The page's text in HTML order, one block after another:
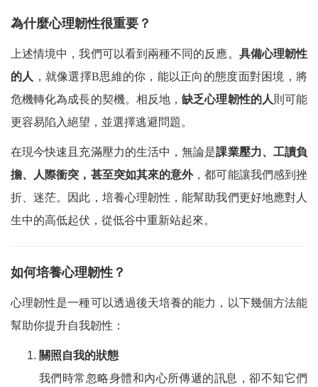
為什麼心理韌性很重要？
上述情境中，我們可以看到兩種不同的反應。 具備心理韌性
的人 ，就像選擇B思維的你，能以正向的態度面對困境，將
危機轉化為成長的契機。相反地，缺乏心理韌性的人則可能
更容易陷入絕望，並選擇逃避問題。
在現今快速且充滿壓力的生活中，無論是課業壓力、工讀負
擔、人際衝突，甚至突如其來的意外，都可能讓我們感到挫
折、迷茫。因此，培養心理韌性，能幫助我們更好地應對人
生中的高低起伏，從低谷中重新站起來。
如何培養心理韌性？
心理韌性是一種可以透過後天培養的能力，以下幾個方法能
幫助你提升自我韌性：
關照自我的狀態
我們時常忽略身體和內心所傳遞的訊息，卻不知它們